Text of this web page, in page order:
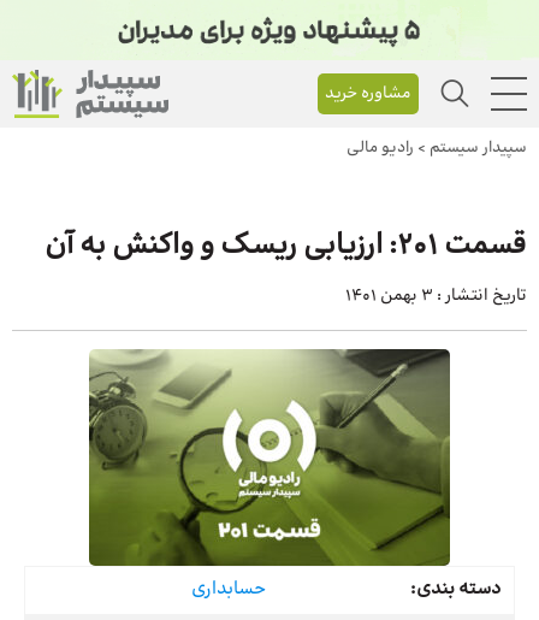
مشاوره خرید
سپیدار سیستم > رادیو مالی
قسمت ۲۰۱: ارزیابی ریسک و واکنش به آن
تاریخ انتشار : 3 بهمن 1401
دسته بندی:
حسابداری